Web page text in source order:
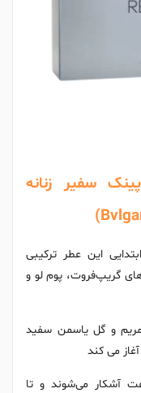
سفیر زنانه
این عطر ترکیبی
گریپ‌فروت، پوم لو و
و گل یاسمن سفید
می کند
آشکار می‌شوند و تا